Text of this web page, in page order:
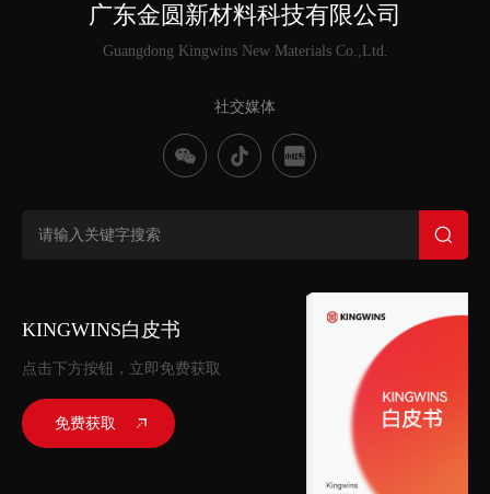
广东金圆新材料科技有限公司
Guangdong Kingwins New Materials Co.,Ltd.
社交媒体
KINGWINS白皮书
点击下方按钮，立即免费获取
免费获取